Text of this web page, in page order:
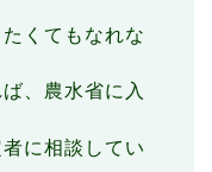
くてもなれな
、農水省に入
に相談してい